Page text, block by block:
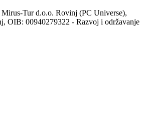
Tur d.o.o. Rovinj (PC Universe),
OIB: 00940279322 - Razvoj i održavanje